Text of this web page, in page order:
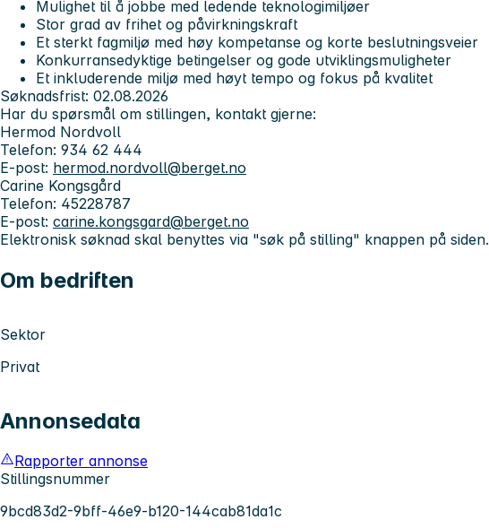
Mulighet til å jobbe med ledende teknologimiljøer
Stor grad av frihet og påvirkningskraft
Et sterkt fagmiljø med høy kompetanse og korte beslutningsveier
Konkurransedyktige betingelser og gode utviklingsmuligheter
Et inkluderende miljø med høyt tempo og fokus på kvalitet
Søknadsfrist: 02.08.2026
Har du spørsmål om stillingen, kontakt gjerne:
Hermod Nordvoll
Telefon: 934 62 444
E-post: hermod.nordvoll@berget.no
Carine Kongsgård
Telefon: 45228787
E-post: carine.kongsgard@berget.no
Elektronisk søknad skal benyttes via "søk på stilling" knappen på siden.
Om bedriften
Sektor
Privat
Annonsedata
Rapporter annonse
Stillingsnummer
9bcd83d2-9bff-46e9-b120-144cab81da1c